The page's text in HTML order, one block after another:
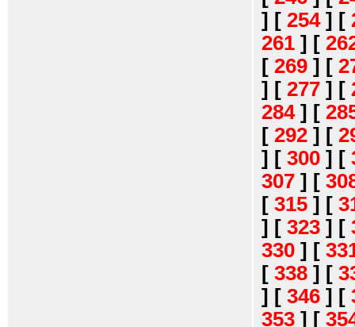
] [ 254] [
261 ] [
[ 269 ] [
] [ 277 ] [
284] [
[ 292 ] [
] [ 300 ] [
307 ] [
[ 315 ] [
] [ 323 ] [
330 ] [
[ 338 ] [
] [ 346 ] [
353 ] [